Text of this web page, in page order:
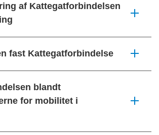
af Kattegatforbindelsen
fast Kattegatforbindelse
blandt
for mobilitet i